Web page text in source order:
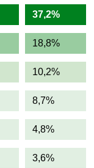
37,2%
18,8%
10,2%
8,7%
4,8%
3,6%